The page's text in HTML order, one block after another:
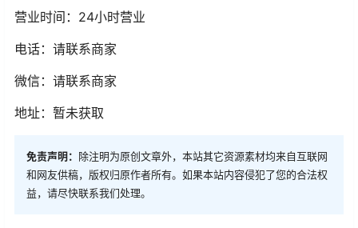
营业时间：24小时营业
电话：请联系商家
微信：请联系商家
地址：暂未获取
免责声明： 除注明为原创文章外，本站其它资源素材均来自互联网
和网友供稿，版权归原作者所有。如果本站内容侵犯了您的合法权
益，请尽快联系我们处理。